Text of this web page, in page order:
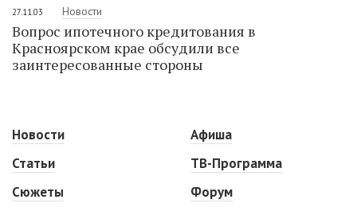
27.11.03 Новости
Вопрос ипотечного кредитования в
Красноярском крае обсудили все
заинтересованные стороны
Новости
Статьи
Сюжеты
Афиша
ТВ-Программа
Форум